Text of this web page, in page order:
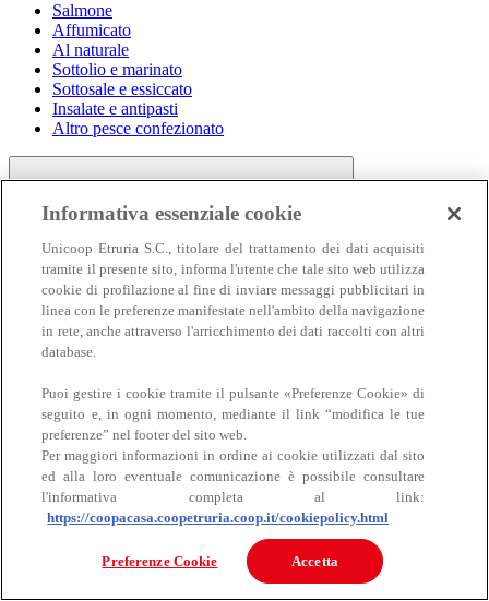
Salmone
Affumicato
Al naturale
Sottolio e marinato
Sottosale e essiccato
Insalate e antipasti
Altro pesce confezionato
Carne
Carne
Bovino
Informativa essenziale cookie
Unicoop Etruria S.C., titolare del trattamento dei dati acquisiti
tramite il presente sito, informa l'utente che tale sito web utilizza
cookie di profilazione al fine di inviare messaggi pubblicitari in
linea con le preferenze manifestate nell'ambito della navigazione
in rete, anche attraverso l'arricchimento dei dati raccolti con altri
database.
Puoi gestire i cookie tramite il pulsante «Preferenze Cookie» di
seguito e, in ogni momento, mediante il link “modifica le tue
preferenze” nel footer del sito web.
Per maggiori informazioni in ordine ai cookie utilizzati dal sito
ed alla loro eventuale comunicazione è possibile consultare
l'informativa completa al link:
https://coopacasa.coopetruria.coop.it/cookiepolicy.html
Preferenze Cookie Accetta